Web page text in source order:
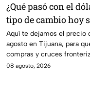
¿Qué pasó con el
tipo de cambio hoy
en Tijuana
Aquí te dejamos el precio
agosto en Tijuana, para
compras y cruces
actualizada.
08 agosto, 2026